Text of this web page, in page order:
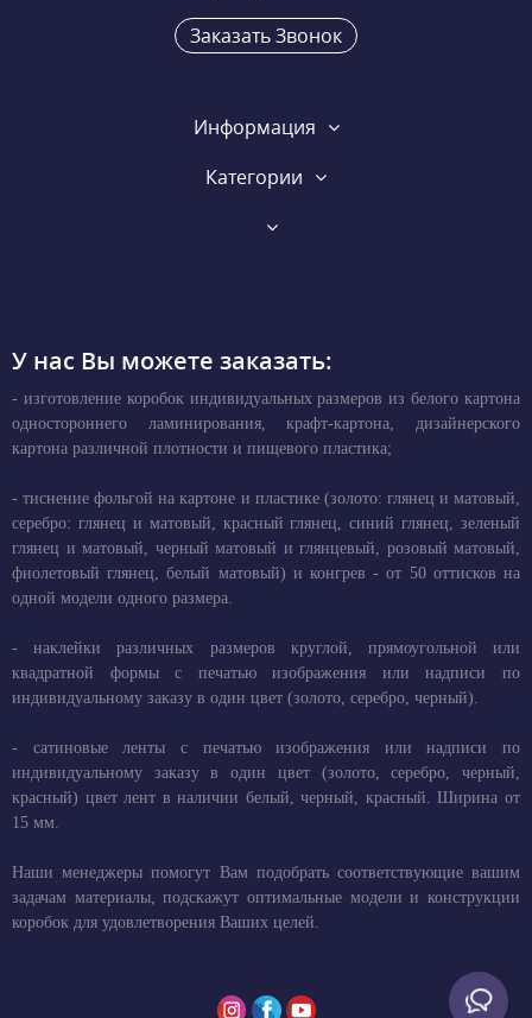
Заказать Звонок
Информация
Категории
У нас Вы можете заказать:
- изготовление коробок индивидуальных размеров из белого картона
одностороннего ламинирования, крафт-картона, дизайнерского
картона различной плотности и пищевого пластика;
- тиснение фольгой на картоне и пластике (золото: глянец и матовый,
серебро: глянец и матовый, красный глянец, синий глянец, зеленый
глянец и матовый, черный матовый и глянцевый, розовый матовый,
фиолетовый глянец, белый матовый) и конгрев - от 50 оттисков на
одной модели одного размера.
- наклейки различных размеров круглой, прямоугольной или
квадратной формы с печатью изображения или надписи по
индивидуальному заказу в один цвет (золото, серебро, черный).
- сатиновые ленты с печатью изображения или надписи по
индивидуальному заказу в один цвет (золото, серебро, черный,
красный) цвет лент в наличии белый, черный, красный. Ширина от
15 мм.
Наши менеджеры помогут Вам подобрать соответствующие вашим
задачам материалы, подскажут оптимальные модели и конструкции
коробок для удовлетворения Ваших целей.